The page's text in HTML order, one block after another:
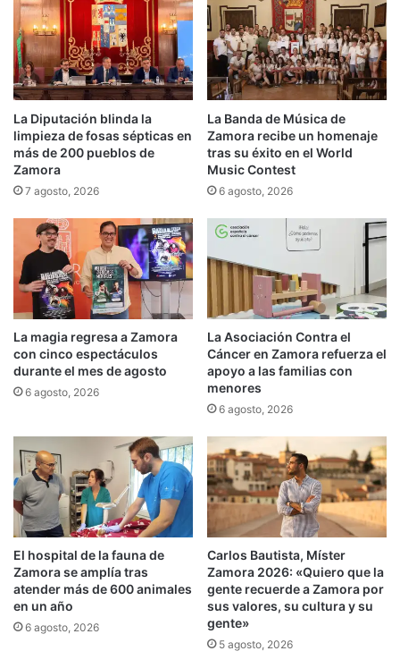
La Diputación blinda la
limpieza de fosas sépticas en
más de 200 pueblos de
Zamora
7 agosto, 2026
La Banda de Música de
Zamora recibe un homenaje
tras su éxito en el World
Music Contest
6 agosto, 2026
La magia regresa a Zamora
con cinco espectáculos
durante el mes de agosto
6 agosto, 2026
La Asociación Contra el
Cáncer en Zamora refuerza el
apoyo a las familias con
menores
6 agosto, 2026
El hospital de la fauna de
Zamora se amplía tras
atender más de 600 animales
en un año
6 agosto, 2026
Carlos Bautista, Míster
Zamora 2026: «Quiero que la
gente recuerde a Zamora por
sus valores, su cultura y su
gente»
5 agosto, 2026